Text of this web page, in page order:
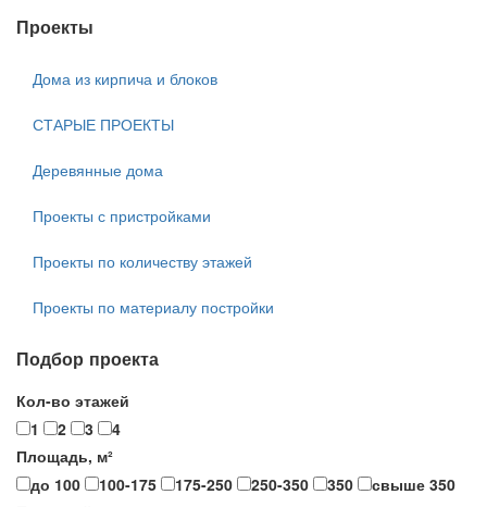
Проекты
Дома из кирпича и блоков
СТАРЫЕ ПРОЕКТЫ
Деревянные дома
Проекты с пристройками
Проекты по количеству этажей
Проекты по материалу постройки
Подбор проекта
Кол-во этажей
1
2 3
4
Площадь, м²
до 100
100-175 175-250 250-350 350
свыше 350